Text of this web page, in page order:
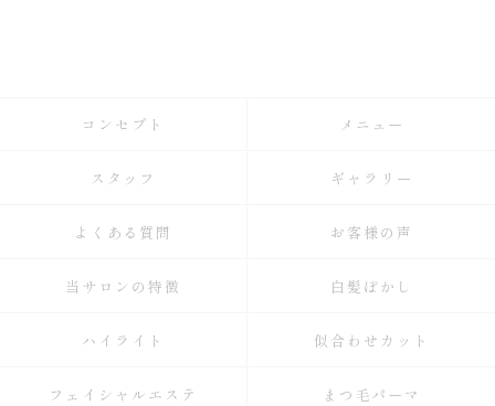
コンセプト メニュー
スタッフ ギャラリー
よくある質問 お客様の声
当サロンの特徴 白髪ぼかし
ハイライト 似合わせカット
フェイシャルエステ まつ毛パーマ